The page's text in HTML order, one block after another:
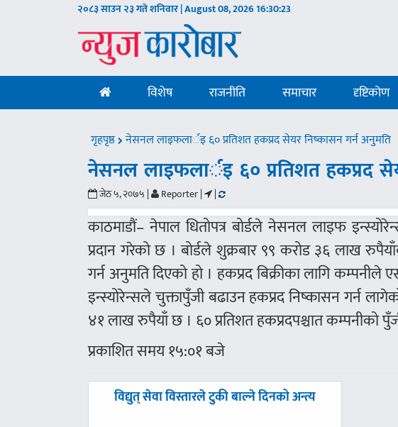
२०८३ साउन २३ गते शनिवार | August 08, 202616:30:24
विशेष राजनीति समाचार दृष्टिकोण
गृहपृष्ठ नेसनल लाइफलार्इ ६० प्रतिशत हकप्रद सेयर निष्कासन गर्न अनुमति
नेसनल लाइफलार्इ ६० प्रतिशत हकप्रद
जेठ ५, २०७५ | Reporter | |
काठमाडौं– नेपाल धितोपत्र बोर्डले नेसनल लाइफ
प्रदान गरेको छ । बोर्डले शुक्रबार ९९ करोड ३६ लाख
गर्न अनुमति दिएको हो । हकप्रद बिक्रीका लागि
इन्स्योरेन्सले चुक्तापुँजी बढाउन हकप्रद निष्कासन गर्न
४१ लाख रुपैयाँ छ । ६० प्रतिशत हकप्रदपश्चात कम्पनीको
प्रकाशित समय १५:०१ बजे
पछिल्लाे
विद्युत् सेवा विस्तारले टुकी बाल्ने दिनको अन्त्य